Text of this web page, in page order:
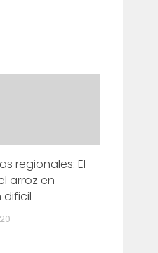
regionales: El
arroz en
difícil